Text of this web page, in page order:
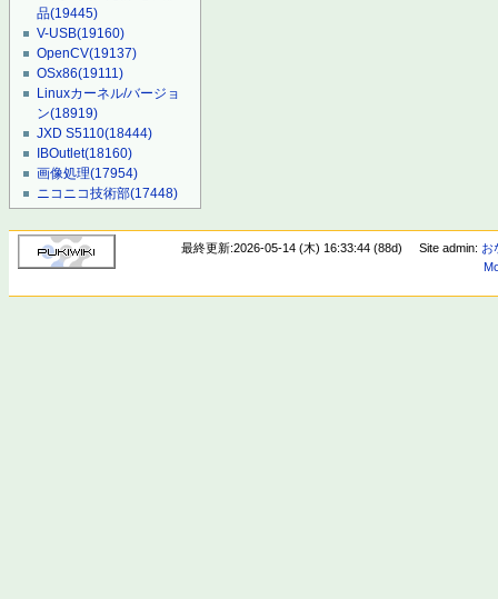
品(19445)
V-USB(19160)
OpenCV(19137)
OSx86(19111)
Linuxカーネル/バージョ
ン(18919)
JXD S5110(18444)
IBOutlet(18160)
画像処理(17954)
ニコニコ技術部(17448)
最終更新:2026-05-14 (木) 16:33:44 (88d) Site admin: お